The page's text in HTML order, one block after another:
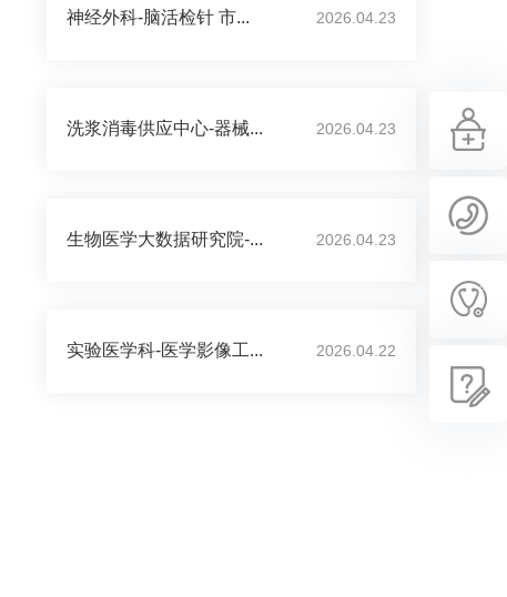
神经外科-脑活检针 市... 2026.04.23
洗浆消毒供应中心-器械... 2026.04.23
生物医学大数据研究院-... 2026.04.23
实验医学科-医学影像工... 2026.04.22